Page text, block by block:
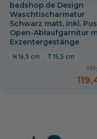
badshop.de Design
Waschtischarmatur
Schwarz matt, inkl.
Open-Ablaufgarnitur
Exzentergestänge
16,5 cm 15,5 cm